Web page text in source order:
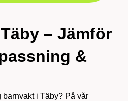
– Jämför
&
barnvakt i Täby? På vår